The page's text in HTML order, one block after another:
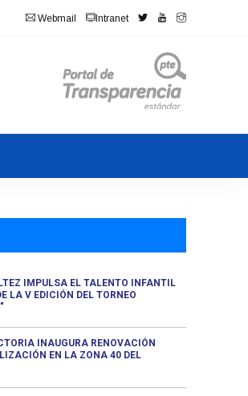
Webmail Intranet
IMPULSA EL TALENTO INFANTIL
LA V EDICIÓN DEL TORNEO
INAUGURA RENOVACIÓN
EN LA ZONA 40 DEL